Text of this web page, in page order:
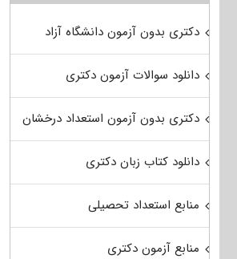
دکتری بدون آزمون دانشگاه آزاد
دانلود سوالات آزمون دکتری
دکتری بدون آزمون استعداد درخشان
دانلود کتاب زبان دکتری
منابع استعداد تحصیلی
منابع آزمون دکتری